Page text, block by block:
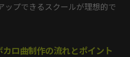
ップできるスクールが理想的で
ロ曲制作の流れとポイント